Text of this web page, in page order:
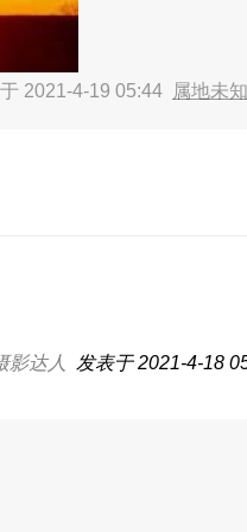
2021-4-19 05:44 属地未知
影达人 发表于 2021-4-18